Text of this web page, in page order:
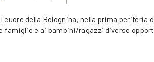
cuore della Bolognina, nella prima periferia
famiglie e ai bambini/ragazzi diverse